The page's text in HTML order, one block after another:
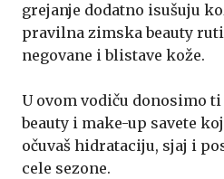
grejanje dodatno isušuju
pravilna zimska beauty
negovane i blistave kože.
U ovom vodiču donosimo
beauty i make-up savete
očuvaš hidrataciju, sjaj i
cele sezone.